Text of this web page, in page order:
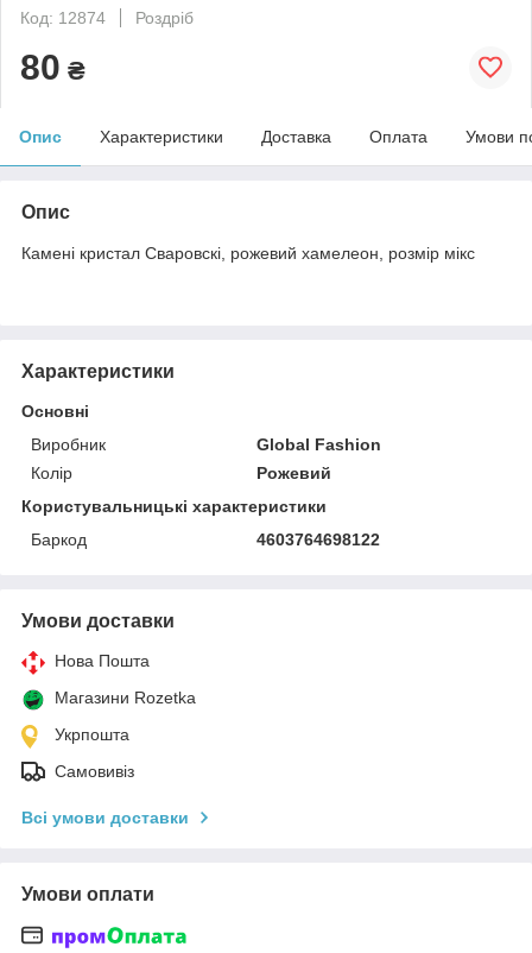
Код: 12874
Роздріб
80 ₴
Опис Характеристики Доставка Оплата Умови
Опис
Камені кристал Сваровскі, рожевий хамелеон, розмір мікс
Характеристики
Основні
Виробник
Global Fashion
Колір
Рожевий
Користувальницькі характеристики
Баркод
4603764698122
Умови доставки
Нова Пошта
Магазини Rozetka
Укрпошта
Самовивіз
Всі умови доставки
Умови оплати